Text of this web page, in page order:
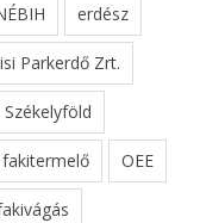
erdész
Parkerdő Zrt.
Székelyföld
fakitermelő OEE